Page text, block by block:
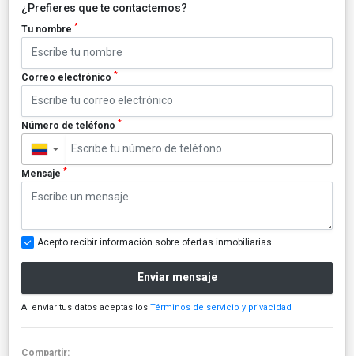
¿Prefieres que te contactemos?
Tu nombre *
Correo electrónico *
Número de teléfono *
▼
Mensaje *
Acepto recibir información sobre ofertas inmobiliarias
Enviar mensaje
Al enviar tus datos aceptas los Términos de servicio y privacidad
Compartir: